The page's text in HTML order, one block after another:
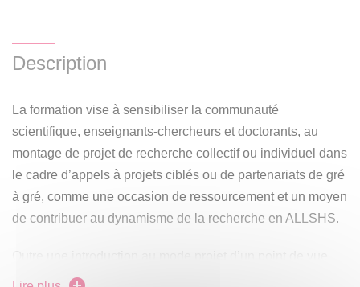
Description
La formation vise à sensibiliser la communauté
scientifique, enseignants-chercheurs et doctorants, au
montage de projet de recherche collectif ou individuel dans
le cadre d’appels à projets ciblés ou de partenariats de gré
à gré, comme une occasion de ressourcement et un moyen
de contribuer au dynamisme de la recherche en ALLSHS.
méthodologique applicable et déclinable sur n’importe